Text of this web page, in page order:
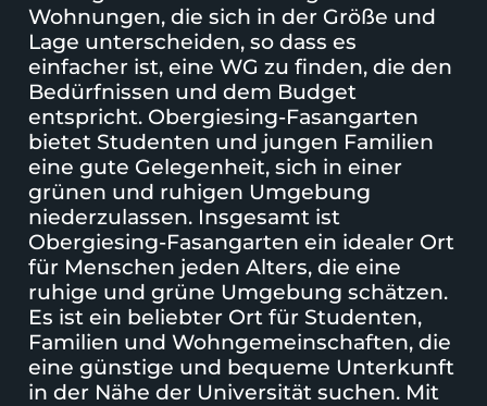
Wohnungen, die sich in der Größe und
Lage unterscheiden, so dass es
einfacher ist, eine WG zu finden, die den
Bedürfnissen und dem Budget
entspricht. Obergiesing-Fasangarten
bietet Studenten und jungen Familien
eine gute Gelegenheit, sich in einer
grünen und ruhigen Umgebung
niederzulassen. Insgesamt ist
Obergiesing-Fasangarten ein idealer Ort
für Menschen jeden Alters, die eine
ruhige und grüne Umgebung schätzen.
Es ist ein beliebter Ort für Studenten,
Familien und Wohngemeinschaften, die
eine günstige und bequeme Unterkunft
in der Nähe der Universität suchen. Mit